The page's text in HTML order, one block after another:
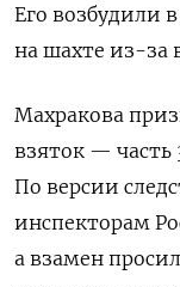
Его возбудили
на шахте из-за
Махракова
взяток — часть
По версии
инспекторам
а взамен